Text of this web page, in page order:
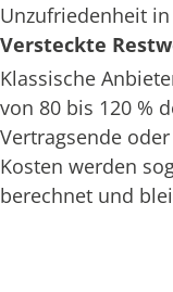
Unzufriedenheit
Versteckte
Klassische
von 80 bis 120 %
Vertragsende
Kosten werden
berechnet und